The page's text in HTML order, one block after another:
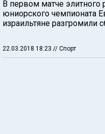
В первом матче элитного
юниорского чемпионата
израильтяне разгромили
22.03.2018 18:23 // Спорт